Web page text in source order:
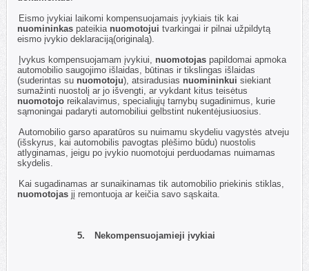
Eismo įvykiai laikomi kompensuojamais įvykiais tik kai
nuomininkas pateikia nuomotojui tvarkingai ir pilnai užpildytą
eismo įvykio deklaraciją(originalą).
Įvykus kompensuojamam įvykiui, nuomotojas papildomai apmoka
automobilio saugojimo išlaidas, būtinas ir tikslingas išlaidas
(suderintas su nuomotoju), atsiradusias nuomininkui siekiant
sumažinti nuostolį ar jo išvengti, ar vykdant kitus teisėtus
nuomotojo reikalavimus, specialiųjų tarnybų sugadinimus, kurie
sąmoningai padaryti automobiliui gelbstint nukentėjusiuosius.
Automobilio garso aparatūros su nuimamu skydeliu vagystės atveju
(išskyrus, kai automobilis pavogtas plėšimo būdu) nuostolis
atlyginamas, jeigu po įvykio nuomotojui perduodamas nuimamas
skydelis.
Kai sugadinamas ar sunaikinamas tik automobilio priekinis stiklas,
nuomotojas jį remontuoja ar keičia savo sąskaita.
5. Nekompensuojamieji įvykiai